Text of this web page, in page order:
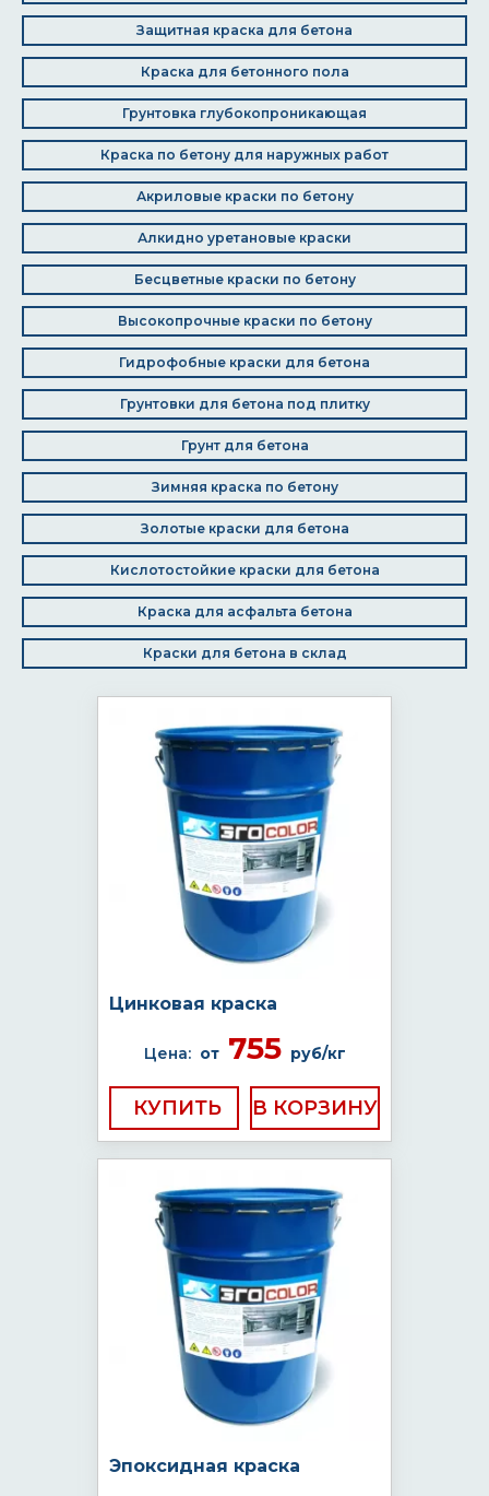
Защитная краска для бетона
Краска для бетонного пола
Грунтовка глубокопроникающая
Краска по бетону для наружных работ
Акриловые краски по бетону
Алкидно уретановые краски
Бесцветные краски по бетону
Высокопрочные краски по бетону
Гидрофобные краски для бетона
Грунтовки для бетона под плитку
Грунт для бетона
Зимняя краска по бетону
Золотые краски для бетона
Кислотостойкие краски для бетона
Краска для асфальта бетона
Краски для бетона в склад
Цинковая краска
Цена: от755 руб/кг
КУПИТЬ
Эпоксидная краска